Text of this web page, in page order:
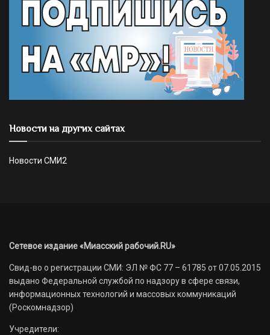
Новости на других сайтах
Новости СМИ2
Сетевое издание «Миасский рабочий.RU»
Свид-во о регистрации СМИ: ЭЛ № ФС 77 – 61785 от 07.05.2015
выдано Федеральной службой по надзору в сфере связи,
информационных технологий и массовых коммуникаций
(Роскомнадзор)
Учредители: